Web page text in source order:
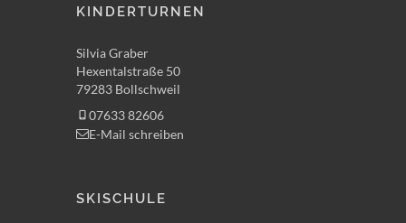
KINDERTURNEN
Silvia Graber
Hexentalstraße 50
79283 Bollschweil
07633 82606
E-Mail schreiben
SKISCHULE